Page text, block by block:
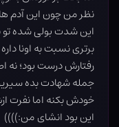
نظر من چون این آدم
این شدت بولی شده
برتری نسبت به اونا
جمله شهادت بده
خودش بکنه اما نفرت
این بود انشای من:))))